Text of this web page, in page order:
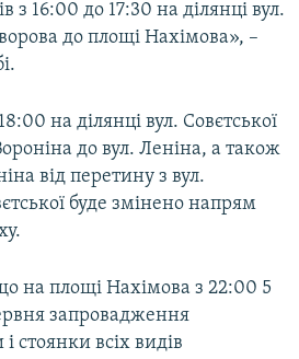
з 16:00 до 17:30 на ділянці вул.
до площі Нахімова», –
на ділянці вул. Совєтської
до вул. Леніна, а також
від перетину з вул.
буде змінено напрям
на площі Нахімова з 22:00 5
запровадження
стоянки всіх видів